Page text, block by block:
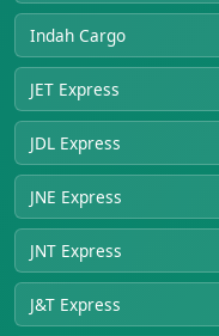
Indah Cargo
JET Express
JDL Express
JNE Express
JNT Express
J&T Express